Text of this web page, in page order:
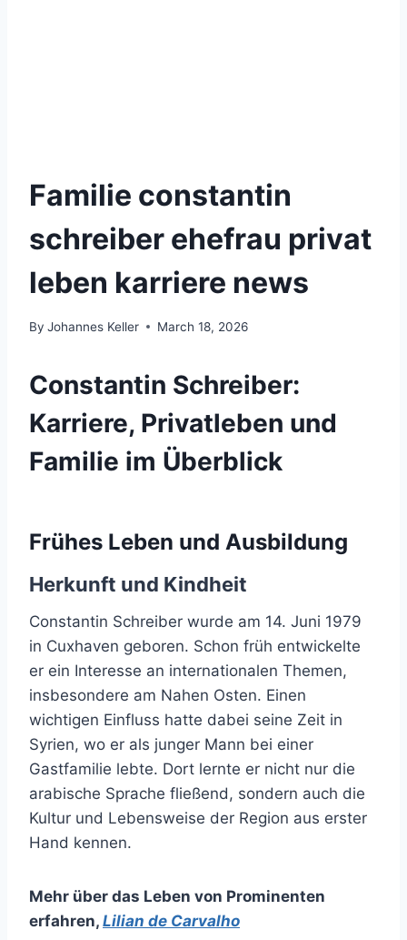
Familie constantin
schreiber ehefrau privat
leben karriere news
By Johannes Keller March 18, 2026
Constantin Schreiber:
Karriere, Privatleben und
Familie im Überblick
Frühes Leben und Ausbildung
Herkunft und Kindheit
Constantin Schreiber wurde am 14. Juni 1979
in Cuxhaven geboren. Schon früh entwickelte
er ein Interesse an internationalen Themen,
insbesondere am Nahen Osten. Einen
wichtigen Einfluss hatte dabei seine Zeit in
Syrien, wo er als junger Mann bei einer
Gastfamilie lebte. Dort lernte er nicht nur die
arabische Sprache fließend, sondern auch die
Kultur und Lebensweise der Region aus erster
Hand kennen.
Mehr über das Leben von Prominenten
erfahren, Lilian de Carvalho